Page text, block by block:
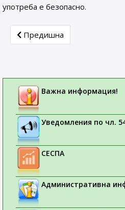
употреба е безопасно.
Previous article: Променена
Предишна
Важна информация!
Уведомления по чл.
СЕСПА
Административна